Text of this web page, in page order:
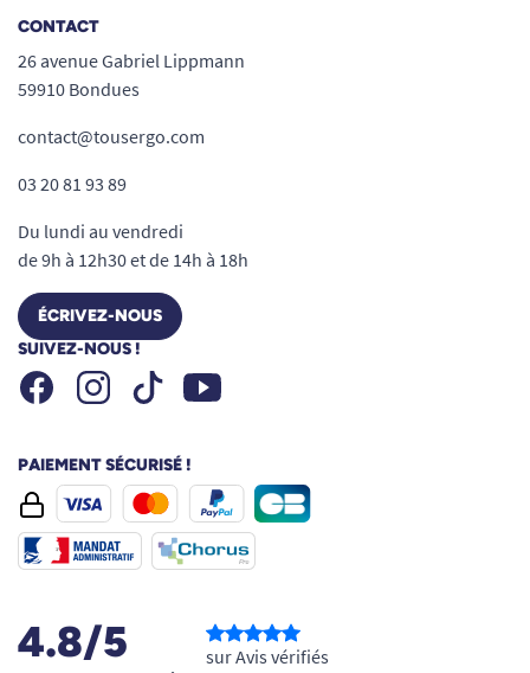
CONTACT
26 avenue Gabriel Lippmann
59910 Bondues
contact@tousergo.com
03 20 81 93 89
Du lundi au vendredi
de 9h à 12h30 et de 14h à 18h
ÉCRIVEZ-NOUS
SUIVEZ-NOUS !
FacebookInstagramTiktok Youtube
PAIEMENT SÉCURISÉ !
4.8/5 sur Avis vérifiés